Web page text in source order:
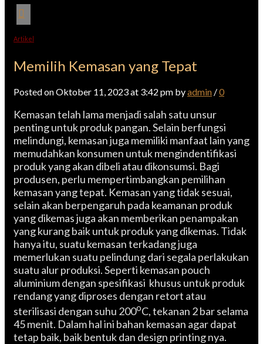
Artikel
Memilih Kemasan yang Tepat
Posted on Oktober 11, 2023 at 3:42 pm byadmin /0
Kemasan telah lama menjadi salah satu unsur
penting untuk produk pangan. Selain berfungsi
melindungi, kemasan juga memiliki manfaat lain yang
memudahkan konsumen untuk mengindentifikasi
produk yang akan dibeli atau dikonsumsi. Bagi
produsen, perlu mempertimbangkan pemilihan
kemasan yang tepat. Kemasan yang tidak sesuai,
selain akan berpengaruh pada keamanan produk
yang dikemas juga akan memberikan penampakan
yang kurang baik untuk produk yang dikemas. Tidak
hanya itu, suatu kemasan terkadang juga
memerlukan suatu pelindung dari segala perlakukan
suatu alur produksi. Seperti kemasan pouch
aluminium dengan spesifikasi khusus untuk produk
rendang yang diproses dengan retort atau
sterilisasi dengan suhu 200oC, tekanan 2 bar selama
45 menit. Dalam hal ini bahan kemasan agar dapat
tetap baik, baik bentuk dan design printing nya.